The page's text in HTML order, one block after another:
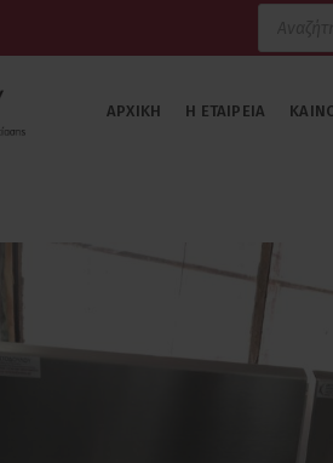
Products
ΑΡΧΙΚΉ Η ΕΤΑΙΡΕΊΑ